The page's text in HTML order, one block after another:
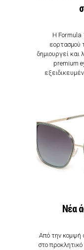
Η Formula
εορτασμού
δημιουργεί και
premium
Νέα
Από την κομψή
στο